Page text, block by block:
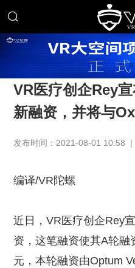
VR医疗创企Rey
新融资，并将与
发布时间：2021-08-01 10:58
编译/VR陀螺
近日，VR医疗创企Rey
资，这笔融资使其A轮融
元，本轮融资由Optum